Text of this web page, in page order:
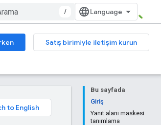
/
Satış birimiyle iletişim kurun
Bu sayfada
Giriş
Yanıt alanı maskesi
tanımlama